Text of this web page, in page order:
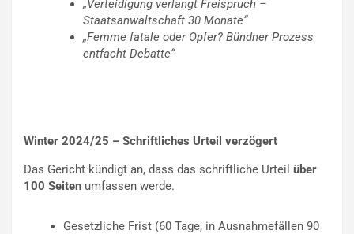
„Verteidigung verlangt Freispruch –
Staatsanwaltschaft 30 Monate“
„Femme fatale oder Opfer? Bündner Prozess
entfacht Debatte“
Winter 2024/25 – Schriftliches Urteil verzögert
Das Gericht kündigt an, dass das schriftliche Urteil über
100 Seiten umfassen werde.
Gesetzliche Frist (60 Tage, in Ausnahmefällen 90